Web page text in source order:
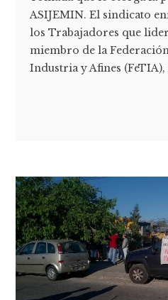
ASIJEMIN. El sindicato
los Trabajadores que
miembro de la
Industria y Afines